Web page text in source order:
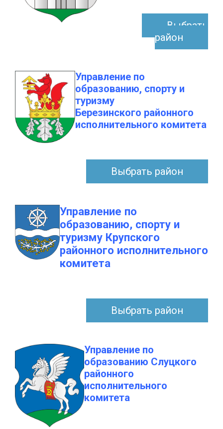
Выбрать
район
Управление по
образованию, спорту и
туризму
Березинского районного
исполнительного комитета
Выбрать район
Управление по
образованию, спорту и
туризму Крупского
районного исполнительного
комитета
Выбрать район
Управление по
образованию Слуцкого
районного
исполнительного
комитета